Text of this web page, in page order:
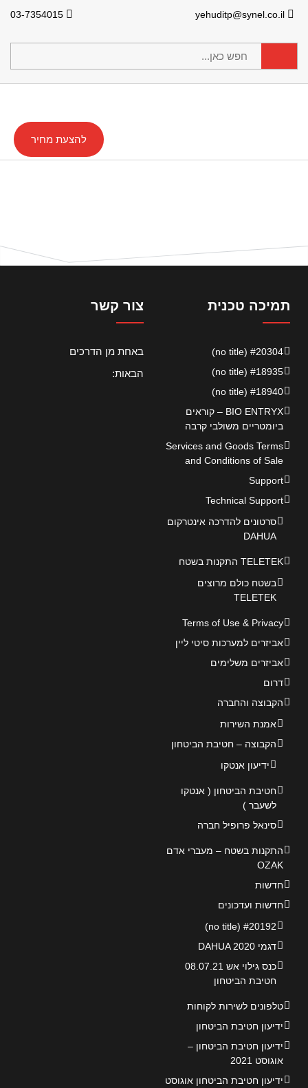
להצעת מחיר
צור קשר
באחת מן הדרכים
הבאות:
תמיכה טכנית
#20304 (no title)
#18935 (no title)
#18940 (no title)
BIO ENTRYX – קוראים
ביומטריים משולבי קרבה
Services and Goods Terms
and Conditions of Sale
Support
Technical Support
סרטונים להדרכה אינטרקום
DAHUA
TELETEK התקנות בשטח
בשטח כולם מרוצים
TELETEK
Terms of Use & Privacy
אביזרים למערכות סיטי ליין
אביזרים משלימים
דרום
הקבוצה והחברה
אמנת השירות
הקבוצה – חטיבת הביטחון
ידיעון אנטקו
חטיבת הביטחון ( אנטקו
לשעבר )
סינאל פרופיל חברה
התקנות בשטח – מעברי אדם
OZAK
חדשות
חדשות ועדכונים
#20192 (no title)
דגמי DAHUA 2020
כנס גילוי אש 08.07.21
חטיבת הביטחון
טלפונים לשירות לקוחות
ידיעון חטיבת הביטחון
ידיעון חטיבת הביטחון –
אוגוסט 2021
ידיעון חטיבת הביטחון אוגוסט